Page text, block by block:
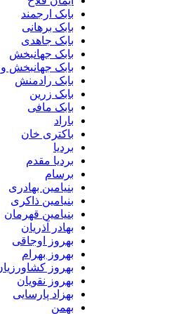
بابک ارجمند
بابک برهانی
بابک جاهدی
بابک جهانبخش
بابک جهانبخش و رضا
بابک رادمنش
بابک زرین
بابک مافی
باکتری خان
بردیا مقدم
بنیامین بهادری
بنیامین ذاکری
بنیامین قهرمان
بهادر آذریان
بهروز اوجاقی
بهروز بهرام
بهروز کشاورزیان
بهروز نقویان
بهزاد پارسایی